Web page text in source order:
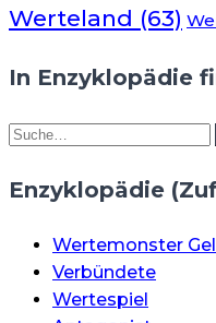
Werteland (63)
In Enzyklopädie
Suche
Enzyklopädie
Wertemonster
Verbündete
Wertespiel